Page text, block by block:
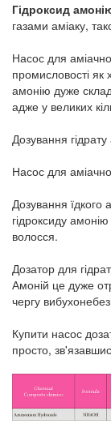
Гідроксид
газами аміаку,
Насос для
промисловості як
амонію дуже
адже у великих
Дозування
Насос для
Дозування їдкого
гідроксиду
волосся.
Дозатор для
Амоній це дуже
чергу
Купити насос
просто,